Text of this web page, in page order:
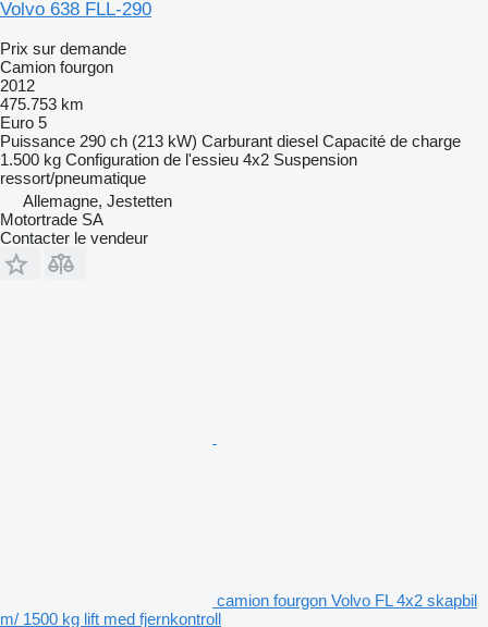
Volvo 638 FLL-290
Prix sur demande
Camion fourgon
2012
475.753 km
Euro 5
Puissance 290 ch (213 kW) Carburant diesel Capacité de charge
1.500 kg Configuration de l'essieu 4x2 Suspension
ressort/pneumatique
Allemagne, Jestetten
Motortrade SA
Contacter le vendeur
camion fourgon Volvo FL 4x2 skapbil
m/ 1500 kg lift med fjernkontroll